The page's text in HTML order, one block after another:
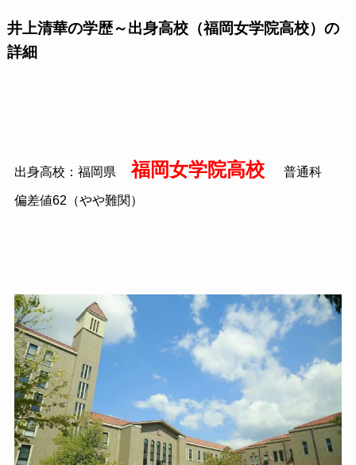
井上清華の学歴～出身高校（福岡女学院高校）の
詳細
出身高校：福岡県 福岡女学院高校 普通科
偏差値62 （やや難関）